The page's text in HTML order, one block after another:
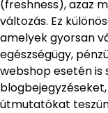
(freshness), azaz
változás. Ez
amelyek gyorsan
egészségügy,
webshop esetén is
útmutatókat